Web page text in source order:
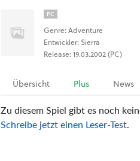
PC
Genre: Adventure
Entwickler: Sierra
Release: 19.03.2002 (PC)
Übersicht Plus News
Zu diesem Spiel gibt es noch
Schreibe jetzt einen Leser-Test.